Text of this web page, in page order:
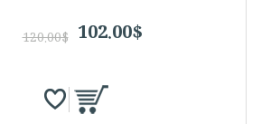
102.00$
120.00$